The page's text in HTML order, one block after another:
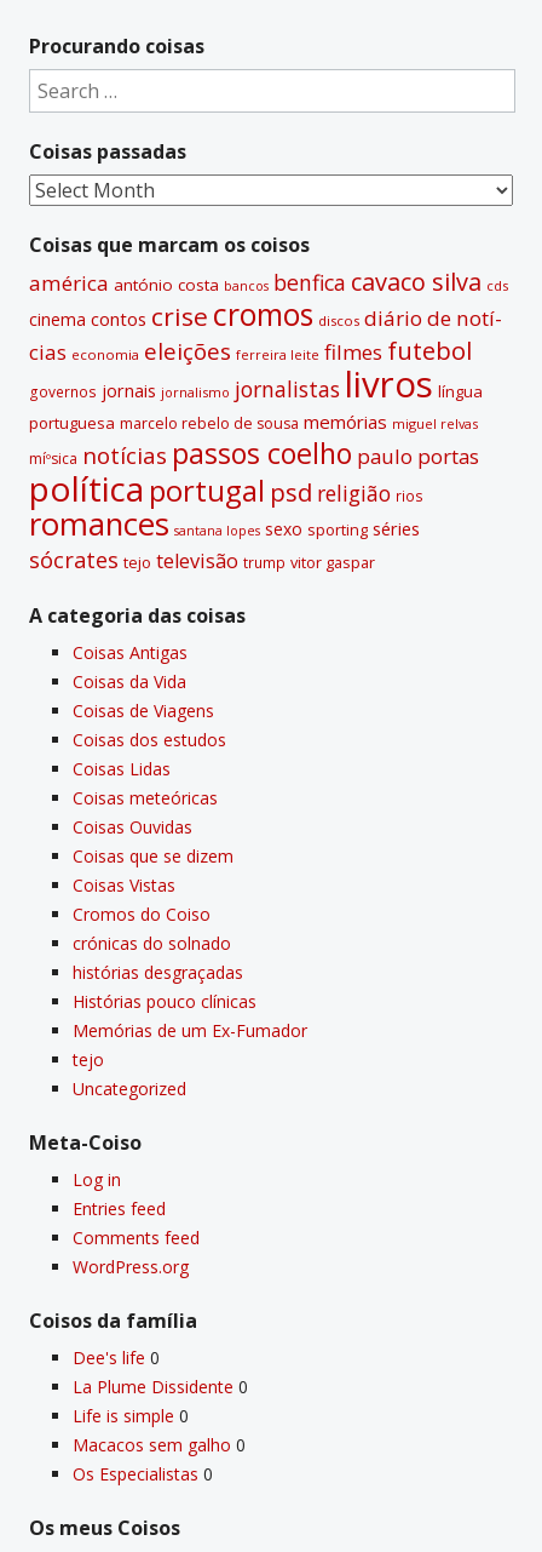
Procurando coisas
Search
for:
Coisas passadas
Coisas
Coisas que marcam os coisos
américa antónio costa bancos benfica cavaco silva cds
cinema contos crise cromos discos diário de notí­
cias economia eleições ferreira leite filmes futebol
governos jornais jornalismo jornalistas livros lí­ngua
portuguesa marcelo rebelo de sousa memórias miguel relvas
míºsica notí­cias passos coelho paulo portas
polí­tica portugal psd religião rios
romances santana lopes sexo sporting séries
sócrates tejo televisão trump vitor gaspar
A categoria das coisas
Coisas Antigas
Coisas da Vida
Coisas de Viagens
Coisas dos estudos
Coisas Lidas
Coisas meteóricas
Coisas Ouvidas
Coisas que se dizem
Coisas Vistas
Cromos do Coiso
crónicas do solnado
histórias desgraçadas
Histórias pouco clí­nicas
Memórias de um Ex-Fumador
tejo
Uncategorized
Meta-Coiso
Log in
Entries feed
Comments feed
WordPress.org
Coisos da famí­lia
Dee's life 0
La Plume Dissidente 0
Life is simple 0
Macacos sem galho 0
Os Especialistas 0
Os meus Coisos